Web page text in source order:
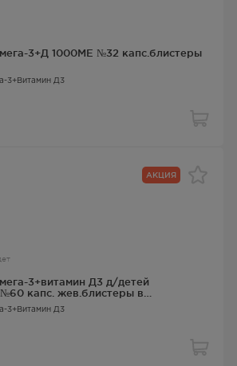
3+Д 1000МЕ №32 капс.блистеры
3+Витамин Д3
АКЦИЯ
3+витамин Д3 д/детей
капс. жев.блистеры в
3+Витамин Д3